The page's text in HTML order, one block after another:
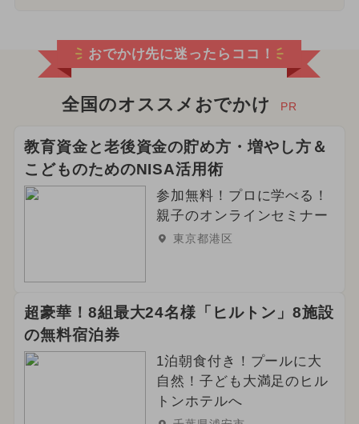
おでかけ先に迷ったらココ！
全国のオススメおでかけ PR
教育資金と老後資金の貯め方・増やし方＆
こどものためのNISA活用術
参加無料！プロに学べる！
親子のオンラインセミナー
東京都港区
超豪華！8組最大24名様「ヒルトン」8施設
の無料宿泊券
1泊朝食付き！プールに大
自然！子ども大満足のヒル
トンホテルへ